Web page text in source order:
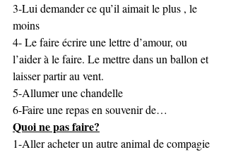
3-Lui demander ce qu’il aimait le plus , le
moins
4- Le faire écrire une lettre d’amour, ou
l’aider à le faire. Le mettre dans un ballon et
laisser partir au vent.
5-Allumer une chandelle
6-Faire une repas en souvenir de…
Quoi ne pas faire?
1-Aller acheter un autre animal de compagie